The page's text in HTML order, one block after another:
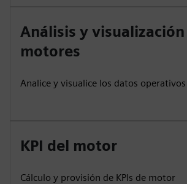
Análisis y
motores
Analice y visualice los datos
KPI del motor
Cálculo y provisión de KPIs de motor